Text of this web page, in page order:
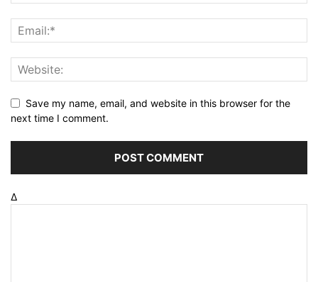
Save my name, email, and website in this browser for the
next time I comment.
Δ